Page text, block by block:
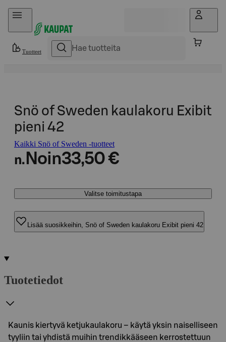
Hyppää sisältöön
Tuotteet
Snö of Sweden kaulakoru Exibit
pieni 42
Kaikki Snö of Sweden -tuotteet
n. Noin33,50 €
Valitse toimitustapa
Lisää suosikkeihin, Snö of Sweden kaulakoru Exibit pieni 42
Tuotetiedot
Kaunis kiertyvä ketjukaulakoru – käytä yksin naiselliseen
tyyliin tai yhdistä muihin trendikkääseen kerrostettuun